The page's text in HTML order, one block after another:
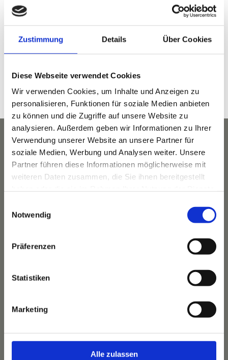
Zustimmung Details Über Cookies
Diese Webseite verwendet Cookies
Wir verwenden Cookies, um Inhalte und Anzeigen zu
personalisieren, Funktionen für soziale Medien anbieten
zu können und die Zugriffe auf unsere Website zu
analysieren. Außerdem geben wir Informationen zu Ihrer
Verwendung unserer Website an unsere Partner für
soziale Medien, Werbung und Analysen weiter. Unsere
Partner führen diese Informationen möglicherweise mit
weiteren Daten zusammen, die Sie ihnen bereitgestellt
Notwendig
Präferenzen
Statistiken
Marketing
Alle zulassen
DETAILS
Dezember 2, 2023
Veranstaltungskategorie:
Musik